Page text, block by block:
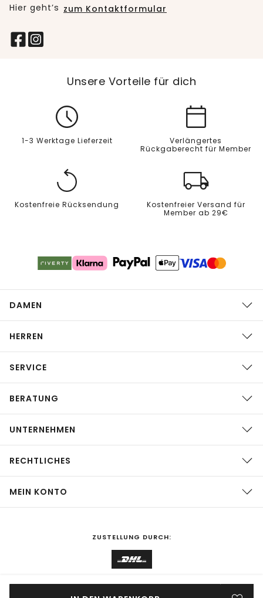
Hier geht’s zum Kontaktformular
Unsere Vorteile für dich
1-3 Werktage Lieferzeit
Verlängertes
Rückgaberecht für Member
Kostenfreie Rücksendung
Kostenfreier Versand für
Member ab 29€
DAMEN
HERREN
SERVICE
BERATUNG
UNTERNEHMEN
RECHTLICHES
MEIN KONTO
ZUSTELLUNG DURCH: